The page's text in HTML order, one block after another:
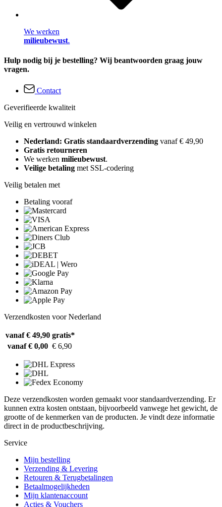
We werken
milieubewust.
Hulp nodig bij je bestelling? Wij beantwoorden graag jouw
vragen.
Contact
Geverifieerde kwaliteit
Veilig en vertrouwd winkelen
Nederland: Gratis standaardverzending vanaf € 49,90
Gratis retourneren
We werken milieubewust.
Veilige betaling met SSL-codering
Veilig betalen met
Betaling vooraf
Verzendkosten voor Nederland
vanaf € 49,90 gratis*
vanaf € 0,00 € 6,90
Deze verzendkosten worden gemaakt voor standaardverzending. Er
kunnen extra kosten ontstaan, bijvoorbeeld vanwege het gewicht, de
grootte of de kenmerken van de producten. Je vindt deze informatie
direct in de productbeschrijving.
Service
Mijn bestelling
Verzending & Levering
Retouren & Terugbetalingen
Betaalmogelijkheden
Mijn klantenaccount
Acties & Vouchers